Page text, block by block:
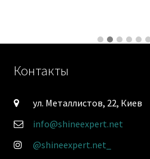
Контакты
ул. Металлистов, 22, Киев
info@shineexpert.net
@shineexpert.net_